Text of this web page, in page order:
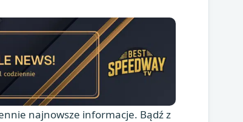
najnowsze informacje. Bądź z